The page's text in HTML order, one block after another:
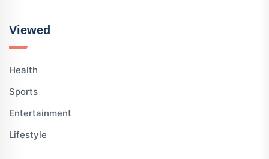
Viewed
Health
Sports
Entertainment
Lifestyle